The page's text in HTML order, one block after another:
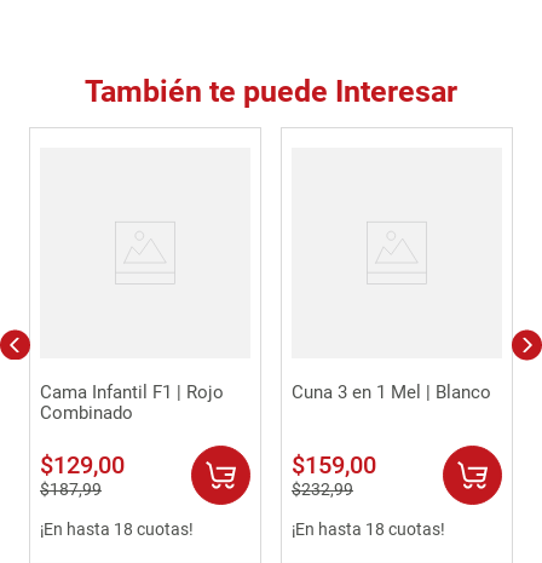
También te puede Interesar
Cama Infantil F1 | Rojo
Combinado
$129,00
$187,99
¡En hasta 18 cuotas!
Cuna 3 en 1 Mel | Blanco
$159,00
$232,99
¡En hasta 18 cuotas!